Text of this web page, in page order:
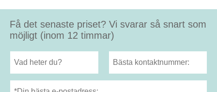
Få det senaste priset? Vi svarar så snart som
möjligt (inom 12 timmar)